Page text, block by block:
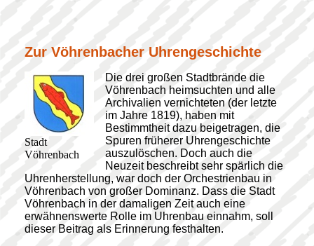
Zur Vöhrenbacher Uhrengeschichte
Stadt
Vöhrenbach
Die drei großen Stadtbrände die
Vöhrenbach heimsuchten und alle
Archivalien vernichteten (der letzte
im Jahre 1819), haben mit
Bestimmtheit dazu beigetragen, die
Spuren früherer Uhrengeschichte
auszulöschen. Doch auch die
Neuzeit beschreibt sehr spärlich die
Uhrenherstellung, war doch der Orchestrienbau in
Vöhrenbach von großer Dominanz. Dass die Stadt
Vöhrenbach in der damaligen Zeit auch eine
erwähnenswerte Rolle im Uhrenbau einnahm, soll
dieser Beitrag als Erinnerung festhalten.